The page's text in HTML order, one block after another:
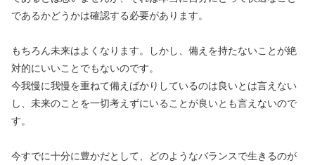
であるかどうかは確認する必要があります。
もちろん未来はよくなります。しかし、備えを持たないことが絶
対的にいいことでもないのです。
今我慢に我慢を重ねて備えばかりしているのは良いとは言えない
し、未来のことを一切考えずにいることが良いとも言えないので
す。
今すでに十分に豊かだとして、どのようなバランスで生きるのが